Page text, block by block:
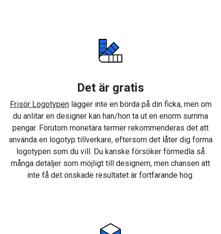
Det är gratis
Frisör Logotypenlägger inte en börda på din ficka, men om
du anlitar en designer kan han/hon ta ut en enorm summa
pengar. Förutom monetära termer rekommenderas det att
använda en logotyp tillverkare, eftersom det låter dig forma
logotypen som du vill. Du kanske försöker förmedla så
många detaljer som möjligt till designern, men chansen att
inte få det önskade resultatet är fortfarande hög.